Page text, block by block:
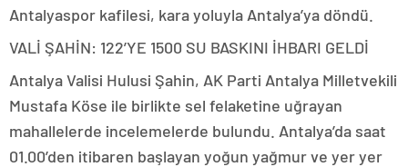
Antalyaspor kafilesi, kara yoluyla Antalya’ya döndü.
VALİ ŞAHİN: 122’YE 1500 SU BASKINI İHBARI GELDİ
Antalya Valisi Hulusi Şahin, AK Parti Antalya Milletvekili
Mustafa Köse ile birlikte sel felaketine uğrayan
mahallelerde incelemelerde bulundu. Antalya’da saat
01.00’den itibaren başlayan yoğun yağmur ve yer yer